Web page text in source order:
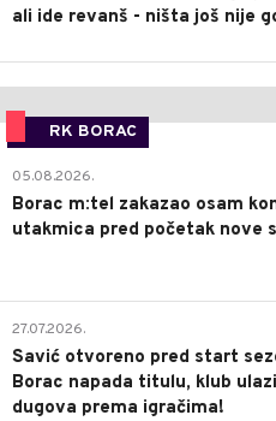
ali ide revanš - ništa još nije
RK BORAC
05.08.2026.
Borac m:tel zakazao osam
utakmica pred početak nove
27.07.2026.
Savić otvoreno pred start
Borac napada titulu, klub
dugova prema igračima!